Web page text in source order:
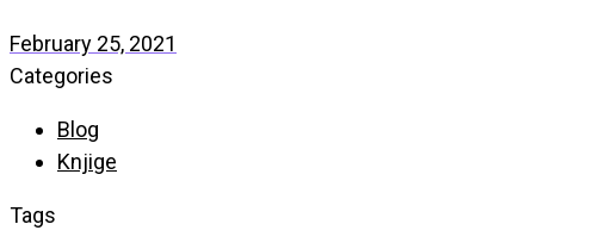
February 25, 2021
Categories
Blog
Knjige
Tags